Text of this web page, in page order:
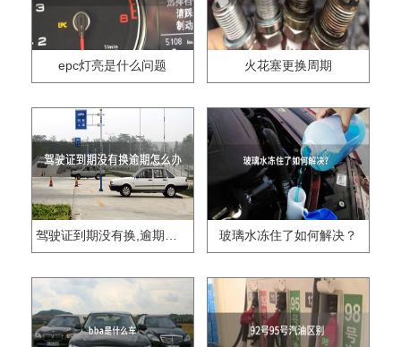
epc灯亮是什么问题 火花塞更换周期
驾驶证到期没有换,逾期怎么办?? 玻璃水冻住了如何解决？